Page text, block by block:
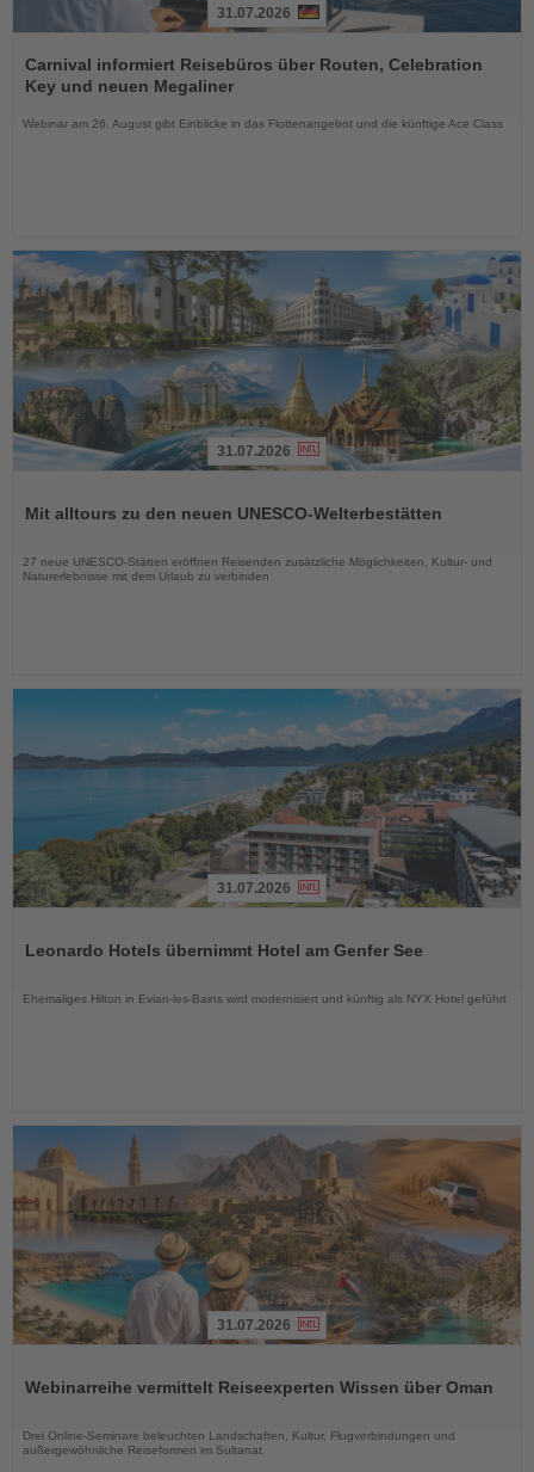
Sie
die
Nachrichten
31.07.2026
Carnival informiert Reisebüros über Routen, Celebration
Key und neuen Megaliner
Webinar am 26. August gibt Einblicke in das Flottenangebot und die künftige Ace Class
die
31.07.2026
Mit alltours zu den neuen UNESCO-Welterbestätten
27 neue UNESCO-Stätten eröffnen Reisenden zusätzliche Möglichkeiten, Kultur- und
Naturerlebnisse mit dem Urlaub zu verbinden
die
31.07.2026
Leonardo Hotels übernimmt Hotel am Genfer See
Ehemaliges Hilton in Evian-les-Bains wird modernisiert und künftig als NYX Hotel geführt
die
31.07.2026
Webinarreihe vermittelt Reiseexperten Wissen über Oman
Drei Online-Seminare beleuchten Landschaften, Kultur, Flugverbindungen und
außergewöhnliche Reiseformen im Sultanat